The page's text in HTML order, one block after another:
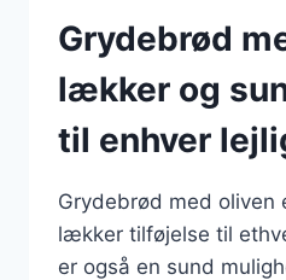
Grydebrød
lækker og
til enhver
Grydebrød med oliven
lækker tilføjelse til
er også en sund